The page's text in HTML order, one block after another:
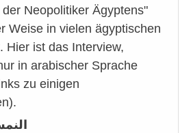
Neopolitiker Ägyptens"
Weise in vielen ägyptischen
Hier ist das Interview,
in arabischer Sprache
zu einigen